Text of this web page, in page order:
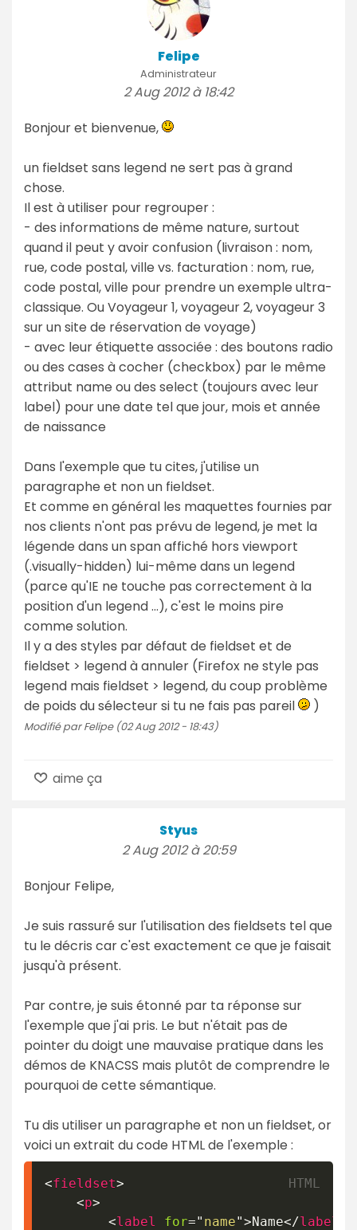
Felipe
Administrateur
2 Aug 2012 à 18:42
Bonjour et bienvenue,
un fieldset sans legend ne sert pas à grand
chose.
Il est à utiliser pour regrouper :
- des informations de même nature, surtout
quand il peut y avoir confusion (livraison : nom,
rue, code postal, ville vs. facturation : nom, rue,
code postal, ville pour prendre un exemple ultra-
classique. Ou Voyageur 1, voyageur 2, voyageur 3
sur un site de réservation de voyage)
- avec leur étiquette associée : des boutons radio
ou des cases à cocher (checkbox) par le même
attribut name ou des select (toujours avec leur
label) pour une date tel que jour, mois et année
de naissance
Dans l'exemple que tu cites, j'utilise un
paragraphe et non un fieldset.
Et comme en général les maquettes fournies par
nos clients n'ont pas prévu de legend, je met la
légende dans un span affiché hors viewport
(.visually-hidden) lui-même dans un legend
(parce qu'IE ne touche pas correctement à la
position d'un legend ...), c'est le moins pire
comme solution.
Il y a des styles par défaut de fieldset et de
fieldset > legend à annuler (Firefox ne style pas
legend mais fieldset > legend, du coup problème
de poids du sélecteur si tu ne fais pas pareil
)
Modifié par Felipe (02 Aug 2012 - 18:43)
aime ça
Styus
2 Aug 2012 à 20:59
Bonjour Felipe,
Je suis rassuré sur l'utilisation des fieldsets tel que
tu le décris car c'est exactement ce que je faisait
jusqu'à présent.
Par contre, je suis étonné par ta réponse sur
l'exemple que j'ai pris. Le but n'était pas de
pointer du doigt une mauvaise pratique dans les
démos de KNACSS mais plutôt de comprendre le
pourquoi de cette sémantique.
Tu dis utiliser un paragraphe et non un fieldset, or
voici un extrait du code HTML de l'exemple :
<fieldset>
<p>
<label for=" name">Name</label